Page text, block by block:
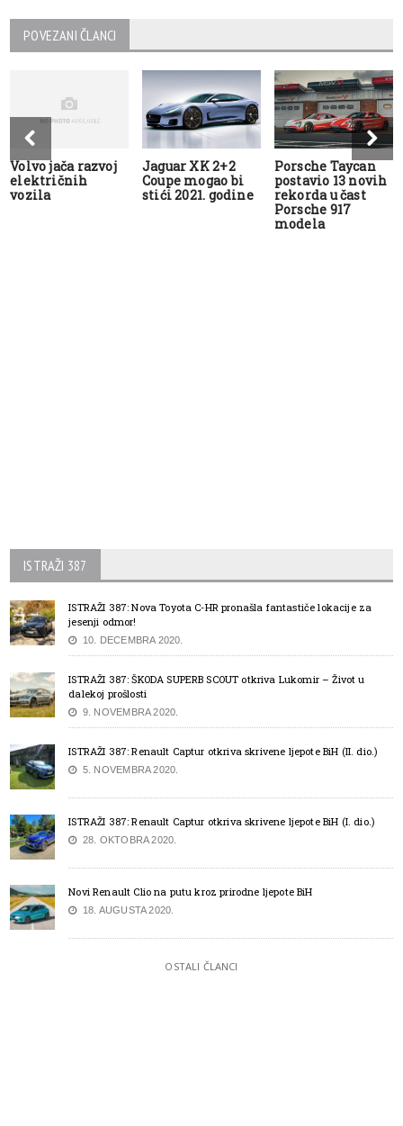
POVEZANI ČLANCI
Volvo jača razvoj
električnih
vozila
Jaguar XK 2+2
Coupe mogao bi
stići 2021. godine
Porsche Taycan
postavio 13 novih
rekorda u čast
Porsche 917
modela
ISTRAŽI 387
ISTRAŽI 387: Nova Toyota C-HR pronašla fantastiče lokacije za
jesenji odmor!
10. DECEMBRA 2020.
ISTRAŽI 387: ŠKODA SUPERB SCOUT otkriva Lukomir – Život u
dalekoj prošlosti
9. NOVEMBRA 2020.
ISTRAŽI 387: Renault Captur otkriva skrivene ljepote BiH (II. dio.)
5. NOVEMBRA 2020.
ISTRAŽI 387: Renault Captur otkriva skrivene ljepote BiH (I. dio.)
28. OKTOBRA 2020.
Novi Renault Clio na putu kroz prirodne ljepote BiH
18. AUGUSTA 2020.
OSTALI ČLANCI